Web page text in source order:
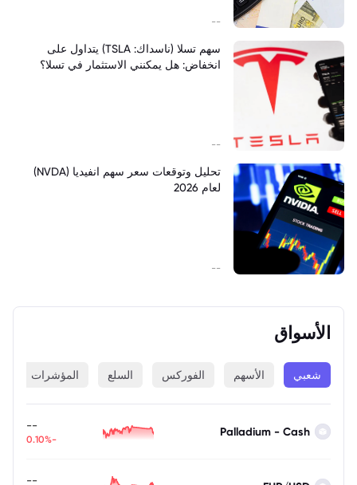
الأسواق
شعبي الأسهم الفوركس السلع المؤشرات
Palladium - Cash
--
-0.10%
--
--
سهم تسلا (ناسداك: TSLA) يتداول على
انخفاض: هل يمكنني الاستثمار في تسلا؟
--
تحليل وتوقعات سعر سهم انفيديا (NVDA)
لعام 2026
--